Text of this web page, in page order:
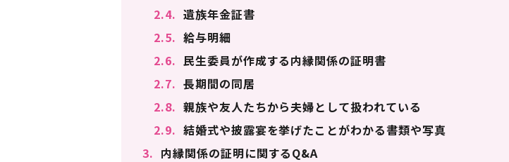
2.4. 遺族年金証書
2.5. 給与明細
2.6. 民生委員が作成する内縁関係の証明書
2.7. 長期間の同居
2.8. 親族や友人たちから夫婦として扱われている
2.9. 結婚式や披露宴を挙げたことがわかる書類や写真
3. 内縁関係の証明に関するQ&A